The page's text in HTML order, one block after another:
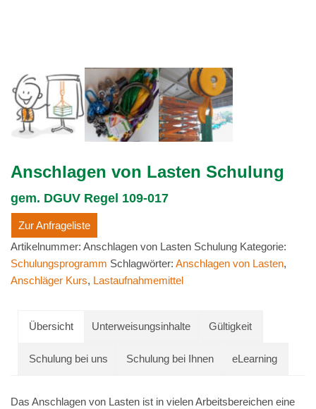
Anschlagen von Lasten Schulung
gem. DGUV Regel 109-017
Zur Anfrageliste
Artikelnummer: Anschlagen von Lasten Schulung Kategorie:
Schulungsprogramm Schlagwörter: Anschlagen von Lasten,
Anschläger Kurs, Lastaufnahmemittel
Übersicht Unterweisungsinhalte Gültigkeit
Schulung bei uns Schulung bei Ihnen eLearning
Das Anschlagen von Lasten ist in vielen Arbeitsbereichen eine